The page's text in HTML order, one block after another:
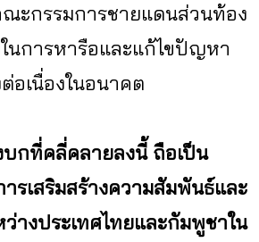
ณะกรรมการชายแดนส่วนท้อง
นการหารือและแก้ไขปัญหา
อเนื่องในอนาคต
กที่คลี่คลายลงนี้ ถือเป็น
เสริมสร้างความสัมพันธ์และ
างประเทศไทยและกัมพูชาใน